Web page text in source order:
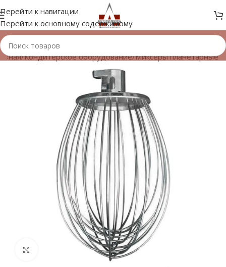
Перейти к навигации
Перейти к основному содержимому
/Кондитерское оборудование/Миксеры планетарные
Нажмите, чтобы увеличить